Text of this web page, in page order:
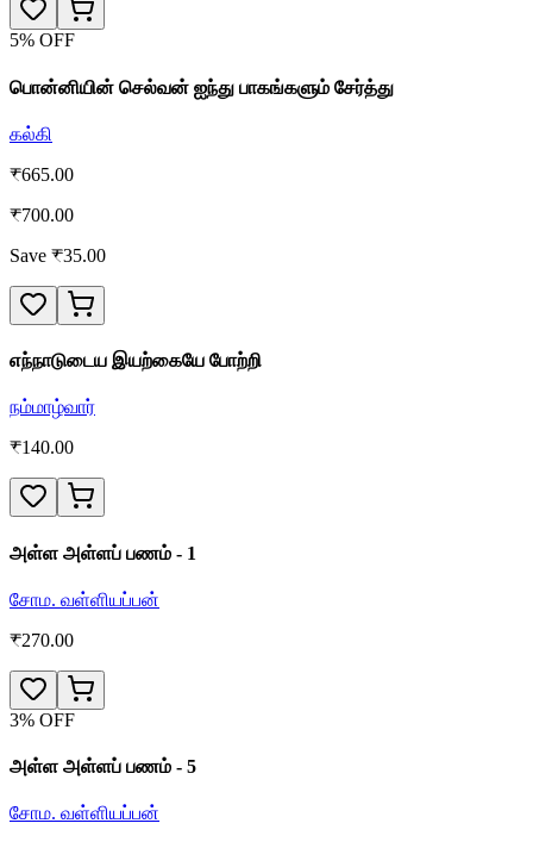
5% OFF
பொன்னியின் செல்வன் ஐந்து பாகங்களும் சேர்த்து
கல்கி
₹665.00
₹700.00
Save ₹35.00
எந்நாடுடைய இயற்கையே போற்றி
நம்மாழ்வார்
₹140.00
அள்ள அள்ளப் பணம் - 1
சோம. வள்ளியப்பன்
₹270.00
3% OFF
அள்ள அள்ளப் பணம் - 5
சோம. வள்ளியப்பன்